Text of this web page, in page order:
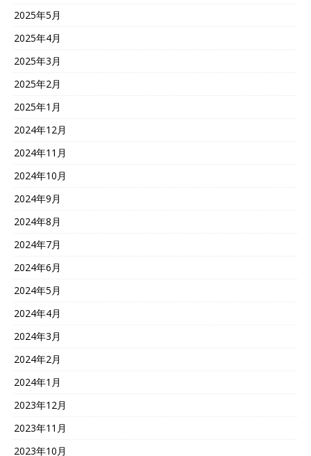
2025年5月
2025年4月
2025年3月
2025年2月
2025年1月
2024年12月
2024年11月
2024年10月
2024年9月
2024年8月
2024年7月
2024年6月
2024年5月
2024年4月
2024年3月
2024年2月
2024年1月
2023年12月
2023年11月
2023年10月